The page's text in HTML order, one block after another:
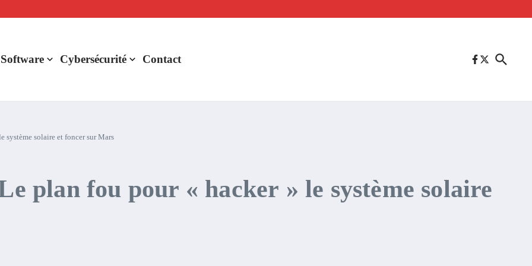
de rentabilité ?
Cybersécurité Contact
système solaire et foncer sur Mars
plan fou pour « hacker » le système solaire